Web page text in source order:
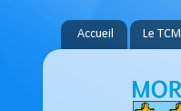
Accueil Le TCM